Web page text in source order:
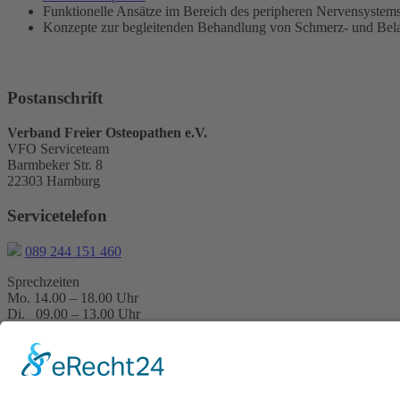
Funktionelle Ansätze im Bereich des peripheren
Konzepte zur begleitenden Behandlung von Schmerz- und
Postanschrift
Verband Freier Osteopathen e.V.
VFO Serviceteam
Barmbeker Str. 8
22303 Hamburg
Servicetelefon
089 244 151 460
Sprechzeiten
Mo. 14.00 – 18.00 Uhr
Di. 09.00 – 13.00 Uhr
Do. 09.00 – 13.00 Uhr
Fr. 14.00 – 18.00 Uhr